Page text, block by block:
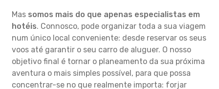
Mas somos mais do que apenas especialistas em
hotéis. Connosco, pode organizar toda a sua viagem
num único local conveniente: desde reservar os seus
voos até garantir o seu carro de aluguer. O nosso
objetivo final é tornar o planeamento da sua próxima
aventura o mais simples possível, para que possa
concentrar-se no que realmente importa: forjar